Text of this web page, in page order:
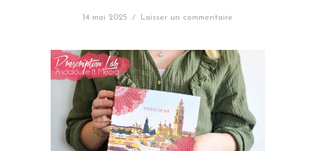
14 mai 2025 / Laisser un commentaire